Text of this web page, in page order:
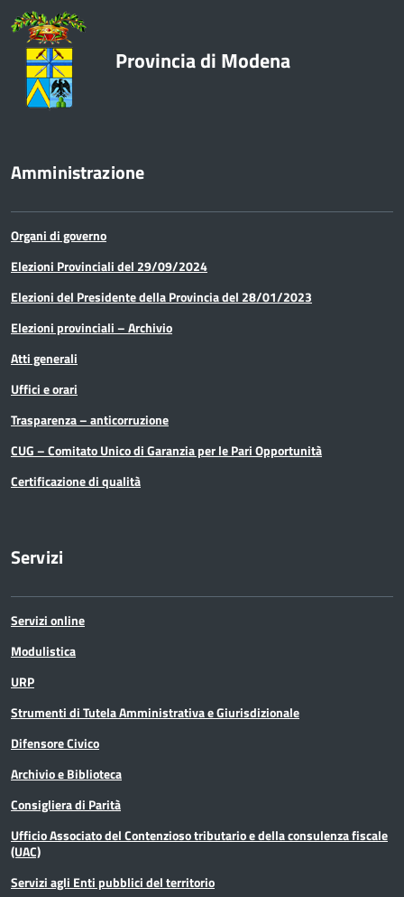
Provincia di Modena
Amministrazione
Organi di governo
Elezioni Provinciali del 29/09/2024
Elezioni del Presidente della Provincia del 28/01/2023
Elezioni provinciali – Archivio
Atti generali
Uffici e orari
Trasparenza – anticorruzione
CUG – Comitato Unico di Garanzia per le Pari Opportunità
Certificazione di qualità
Servizi
Servizi online
Modulistica
URP
Strumenti di Tutela Amministrativa e Giurisdizionale
Difensore Civico
Archivio e Biblioteca
Consigliera di Parità
Ufficio Associato del Contenzioso tributario e della consulenza fiscale
(UAC)
Servizi agli Enti pubblici del territorio